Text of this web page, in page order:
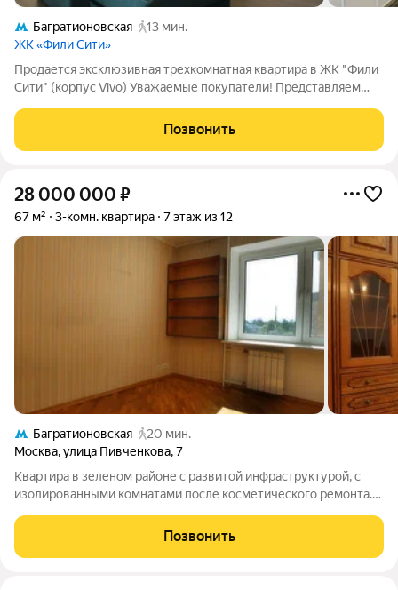
Багратионовская
13 мин.
ЖК «Фили Сити»
Продается эксклюзивная трехкомнатная квартира в ЖК "Фили
Сити" (корпус Vivo) Уважаемые покупатели! Представляем
недвижимости просторную трехкомнатную квартиру в
престижном жилом комплексе бизнес-класса
Позвонить
28 000 000 ₽
67 м² 3-комн. квартира 7 этаж из 12
Багратионовская
20 мин.
Москва,улица Пивченкова,7
Квартира в зеленом районе с развитой инфраструктурой, с
изолированными комнатами после косметического ремонта.
Позвонить